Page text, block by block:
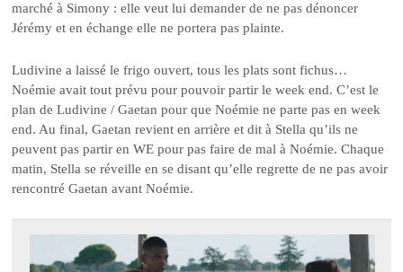
marché à Simony : elle veut lui demander de ne pas dénoncer
Jérémy et en échange elle ne portera pas plainte.
Ludivine a laissé le frigo ouvert, tous les plats sont fichus…
Noémie avait tout prévu pour pouvoir partir le week end. C’est le
plan de Ludivine / Gaetan pour que Noémie ne parte pas en week
end. Au final, Gaetan revient en arrière et dit à Stella qu’ils ne
peuvent pas partir en WE pour pas faire de mal à Noémie. Chaque
matin, Stella se réveille en se disant qu’elle regrette de ne pas avoir
rencontré Gaetan avant Noémie.